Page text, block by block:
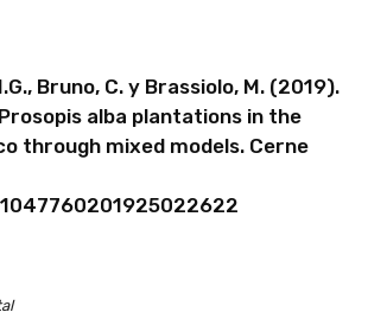
Bruno, C. y Brassiolo, M. (2019).
alba plantations in the
through mixed models. Cerne